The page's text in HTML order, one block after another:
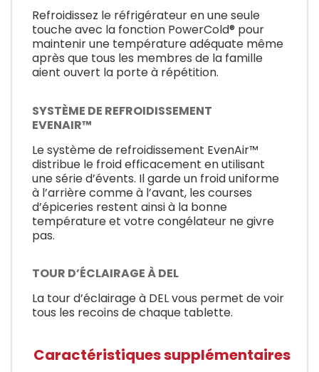
Refroidissez le réfrigérateur en une seule
touche avec la fonction PowerCold® pour
maintenir une température adéquate même
après que tous les membres de la famille
aient ouvert la porte à répétition.
SYSTÈME DE REFROIDISSEMENT
EVENAIR™
Le système de refroidissement EvenAir™
distribue le froid efficacement en utilisant
une série d’évents. Il garde un froid uniforme
à l’arrière comme à l’avant, les courses
d’épiceries restent ainsi à la bonne
température et votre congélateur ne givre
pas.
TOUR D’ÉCLAIRAGE À DEL
La tour d’éclairage à DEL vous permet de voir
tous les recoins de chaque tablette.
Caractéristiques supplémentaires